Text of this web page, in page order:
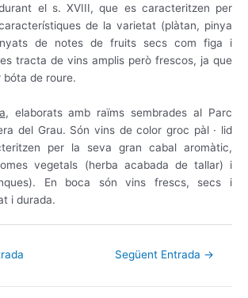
el s. XVIII,que es caracteritzen per
de la varietat (plàtan, pinya
de notes de fruits secs com figa
i
es tracta de vins amplis però frescos, ja que
bóta de roure.
, elaborats amb raïms sembrades al Parc
del Grau. Són vins de color groc pàl · lid
per la seva gran cabal aromàtic,
vegetals (herba acabada de tallar) i
). En boca són vins frescs, secs i
i durada.
Següent Entrada →